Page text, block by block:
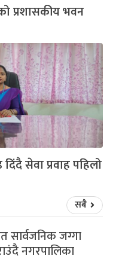
प्रशासकीय भवन
सेवा प्रवाह पहिलो
सबै
सार्वजनिक जग्गा
नगरपालिका